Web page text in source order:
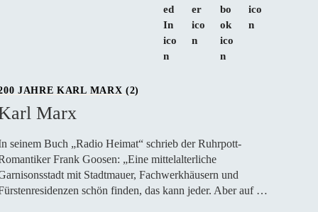
JAHRE KARL MARX (2)
Marx
seinem Buch „Radio Heimat“ schrieb der Ruhrpott-
Frank Goosen: „Eine mittelalterliche
mit Stadtmauer, Fachwerkhäusern und
schön finden, das kann jeder. Aber auf …